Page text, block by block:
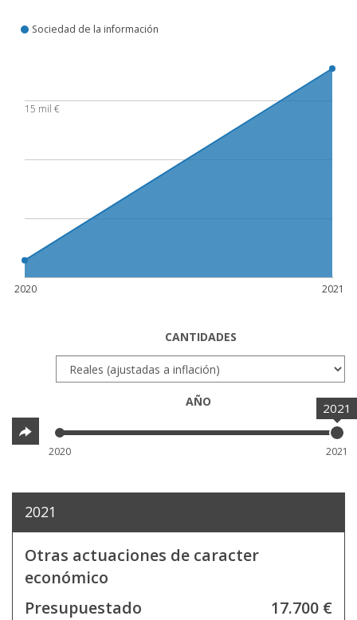
¿En qué se gasta?
Sociedad de la información
2020 2021
15 mil €
CANTIDADES
AÑO 2021
2020 2021
2021
Otras actuaciones de caracter
económico
Presupuestado
17.700 €